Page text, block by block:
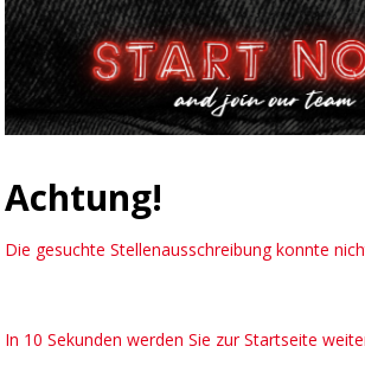
Achtung!
Die gesuchte Stellenausschreibung konnte
In 10 Sekunden werden Sie zur Startseite